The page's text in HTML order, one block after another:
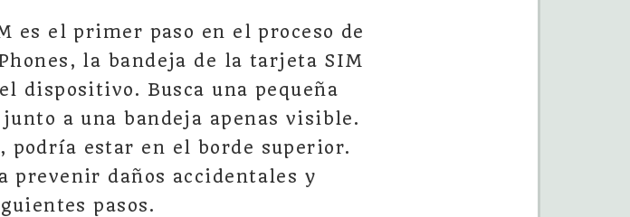
es el primer paso en el proceso de
la bandeja de la tarjeta SIM
dispositivo. Busca una pequeña
a una bandeja apenas visible.
podría estar en el borde superior.
prevenir daños accidentales y
pasos.